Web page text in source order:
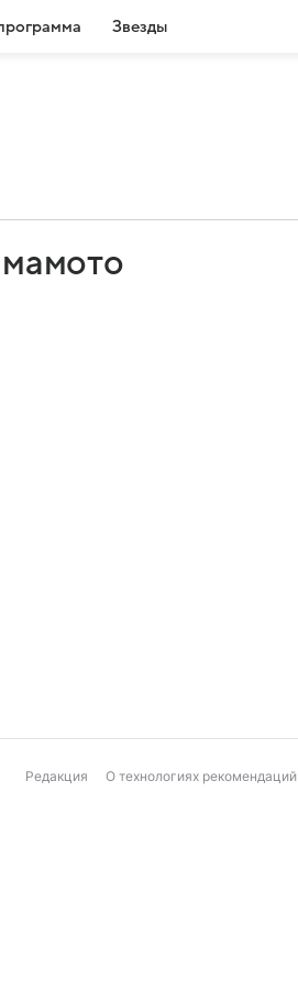
Звезды
Редакция О технологиях рекомендаций